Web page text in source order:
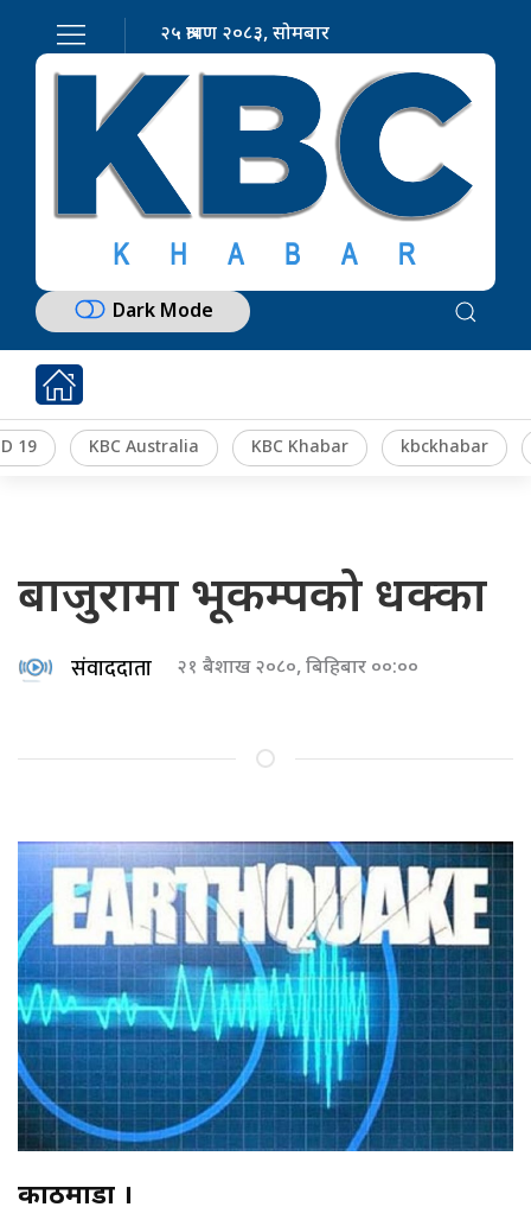
२५ श्रावण २०८३, सोमबार
Dark Mode
19 KBC Australia KBC Khabar kbckhabar
बाजुरामा भूकम्पको धक्का
संवाददाता २१ बैशाख २०८०, बिहिबार ००:००
काठमाडौँ ।